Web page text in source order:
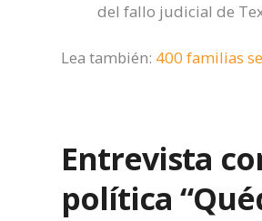
del fallo judicial de
Lea también: 400 familias
Entrevista
política